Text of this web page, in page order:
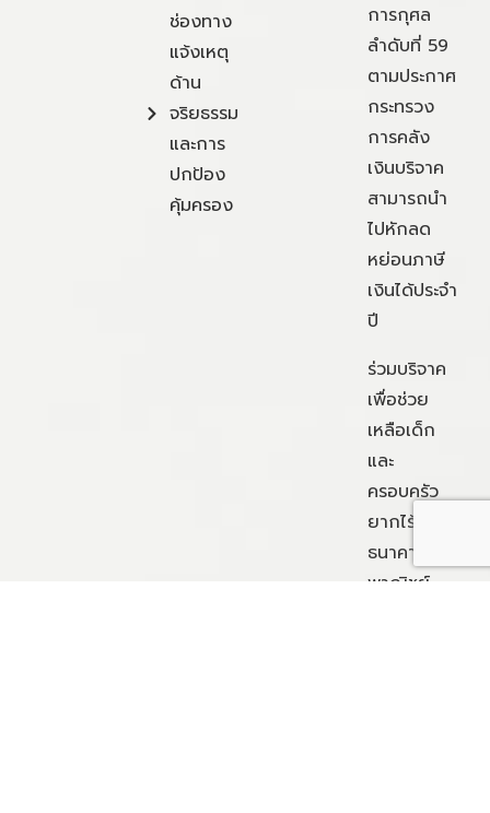
ช่องทาง
แจ้งเหตุ
ด้าน
จริยธรรม
และการ
ปกป้อง
คุ้มครอง
การกุศล
ลำดับที่ 59
ตามประกาศ
กระทรวง
การคลัง
เงินบริจาค
สามารถนำ
ไปหักลด
หย่อนภาษี
เงินได้ประจำ
ปี
ร่วมบริจาค
เพื่อช่วย
เหลือเด็ก
และ
ครอบครัว
ยากไร้ ได้ที่
ธนาคารไทย
พาณิชย์